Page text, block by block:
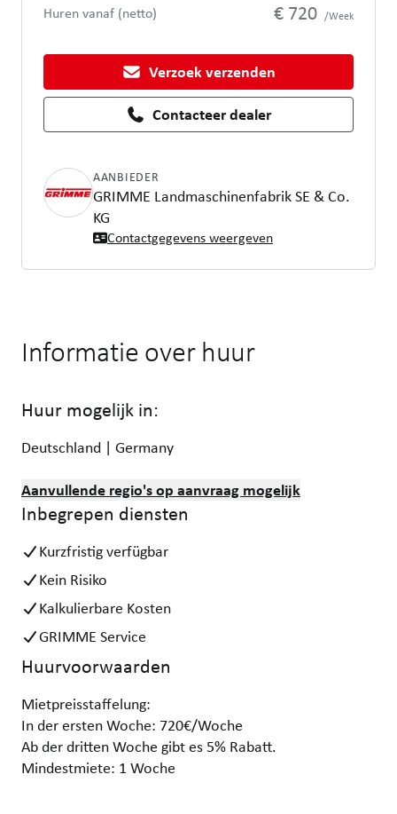
Huren vanaf (netto) € 720 /Week
Verzoek verzenden
Contacteer dealer
AANBIEDER
GRIMME Landmaschinenfabrik SE & Co.
KG
Contactgegevens weergeven
Informatie over huur
Huur mogelijk in:
Deutschland | Germany
Aanvullende regio's op aanvraag mogelijk
Inbegrepen diensten
Kurzfristig verfügbar
Kein Risiko
Kalkulierbare Kosten
GRIMME Service
Huurvoorwaarden
Mietpreisstaffelung:
In der ersten Woche: 720€/Woche
Ab der dritten Woche gibt es 5% Rabatt.
Mindestmiete: 1 Woche